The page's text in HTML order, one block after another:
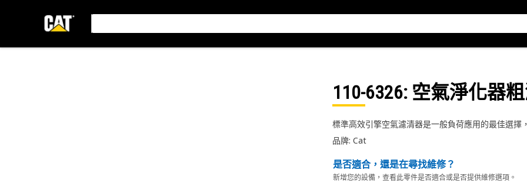
110-6326: 空氣淨化器
標準高效引擎空氣濾清器是一般負荷應用的最佳選擇
品牌: Cat
是否適合，還是在尋找維修？
新增您的設備，查看此零件是否適合或是否提供維修選項。